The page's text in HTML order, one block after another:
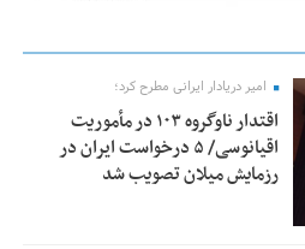
امیر دریادار ایرانی مطرح کرد؛
اقتدار ناوگروه ۱۰۳ در مأموریت‌
اقیانوسی/ ۵ درخواست ایران در
رزمایش میلان تصویب شد